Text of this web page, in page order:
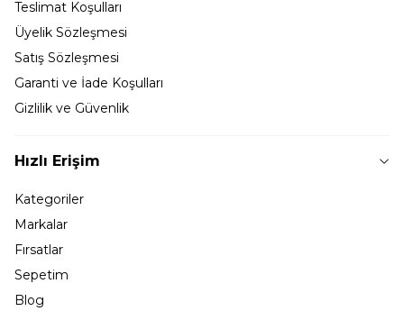
Teslimat Koşulları
Üyelik Sözleşmesi
Satış Sözleşmesi
Garanti ve İade Koşulları
Gizlilik ve Güvenlik
Hızlı Erişim
Kategoriler
Markalar
Fırsatlar
Sepetim
Blog